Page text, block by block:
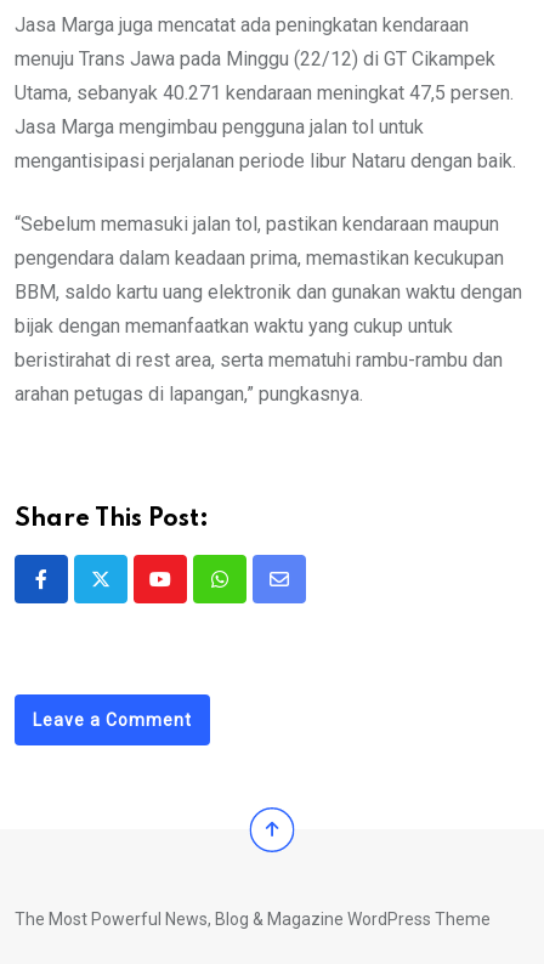
Jasa Marga juga mencatat ada peningkatan kendaraan
menuju Trans Jawa pada Minggu (22/12) di GT Cikampek
Utama, sebanyak 40.271 kendaraan meningkat 47,5 persen.
Jasa Marga mengimbau pengguna jalan tol untuk
mengantisipasi perjalanan periode libur Nataru dengan baik.
“Sebelum memasuki jalan tol, pastikan kendaraan maupun
pengendara dalam keadaan prima, memastikan kecukupan
BBM, saldo kartu uang elektronik dan gunakan waktu dengan
bijak dengan memanfaatkan waktu yang cukup untuk
beristirahat di rest area, serta mematuhi rambu-rambu dan
arahan petugas di lapangan,” pungkasnya.
Share This Post:
YoutubeWhatsappShare
Leave a Comment
The Most Powerful News, Blog & Magazine WordPress Theme